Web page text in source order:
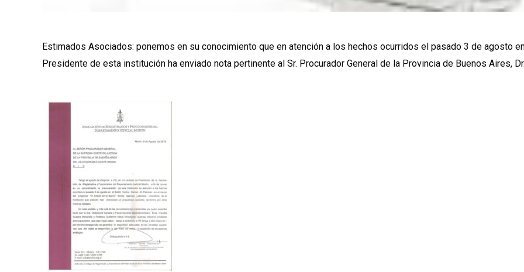
Estimados Asociados: ponemos en su conocimiento que en atención a los hechos ocurridos el pasado 3 de agosto
Presidente de esta institución ha enviado nota pertinente al Sr. Procurador General de la Provincia de Buenos Aires,